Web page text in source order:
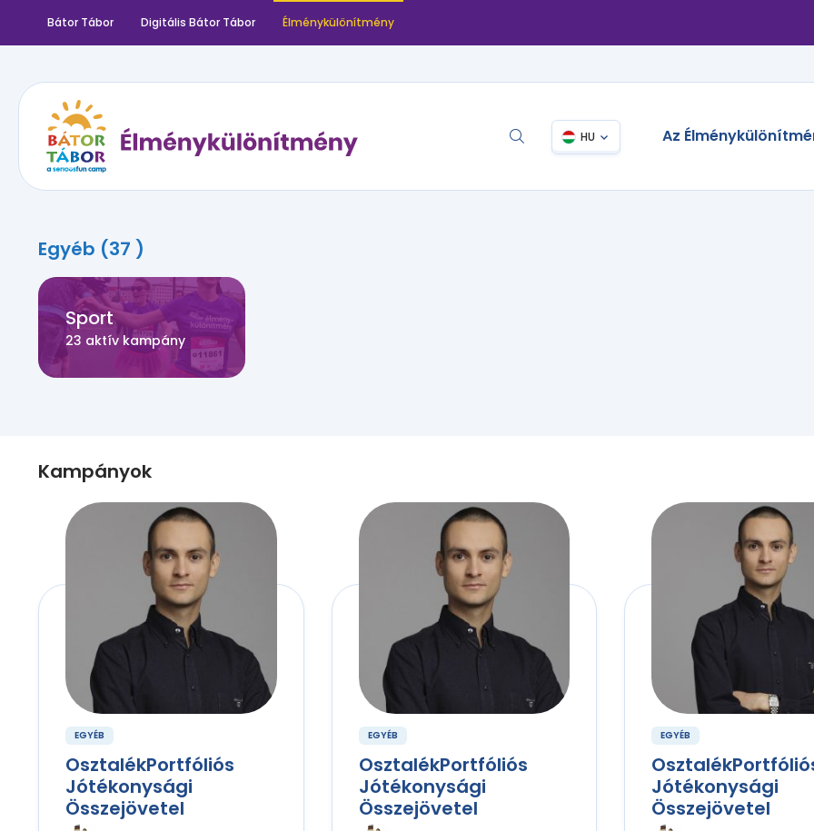
Bátor Tábor Digitális Bátor Tábor Élménykülönítmény
HU Az
Egyéb (37 )
Sport
23 aktív kampány
Kampányok
EGYÉB
OsztalékPortfóliós
Jótékonysági
Összejövetel
EGYÉB
OsztalékPortfóliós
Jótékonysági
Összejövetel
EGYÉB
Jótékonysági
Összejövetel